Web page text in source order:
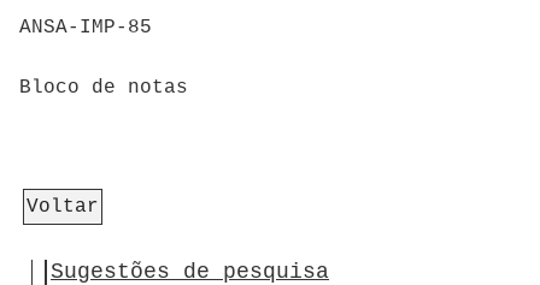
ANSA-IMP-85
Bloco de notas
Voltar
Sugestões de pesquisa